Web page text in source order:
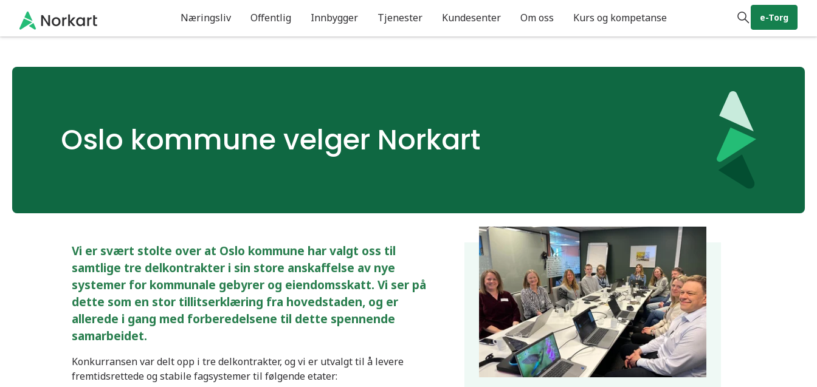
Næringsliv Offentlig Innbygger Tjenester Kundesenter Om oss Kurs og kompetanse e-Torg
Oslo kommune velger Norkart
Vi er svært stolte over at Oslo kommune har valgt oss til
samtlige tre delkontrakter i sin store anskaffelse av nye
systemer for kommunale gebyrer og eiendomsskatt. Vi ser på
dette som en stor tillitserklæring fra hovedstaden, og er
allerede i gang med forberedelsene til dette spennende
samarbeidet.
Konkurransen var delt opp i tre delkontrakter, og vi er utvalgt til å levere
fremtidsrettede og stabile fagsystemer til følgende etater: